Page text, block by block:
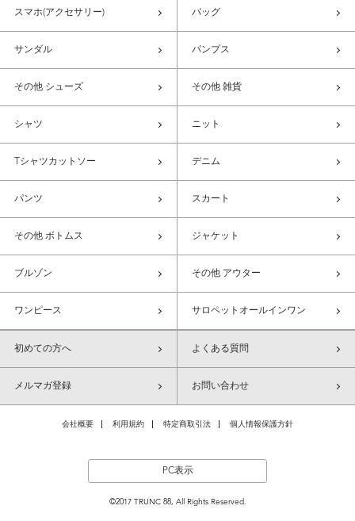
スマホ(アクセサリー) バッグ
サンダル パンプス
その他 シューズ その他 雑貨
シャツ ニット
Tシャツカットソー デニム
パンツ スカート
その他 ボトムス ジャケット
ブルゾン その他 アウター
ワンピース サロペットオールインワン
初めての方へ よくある質問
メルマガ登録 お問い合わせ
会社概要 利用規約 特定商取引法 個人情報保護方針
PC表示
©2017 TRUNC 88, All Rights Reserved.